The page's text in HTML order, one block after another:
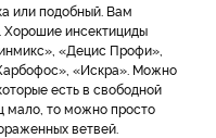
или подобный. Вам
Хорошие инсектициды
«Децис Профи»,
«Искра». Можно
есть в свободной
мало, то можно просто
ветвей.